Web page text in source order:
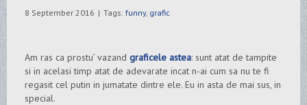
8 September 2016 | Tags: funny, grafic
Am ras ca prostu’ vazand graficele astea: sunt atat de tampite
si in acelasi timp atat de adevarate incat n-ai cum sa nu te fi
regasit cel putin in jumatate dintre ele. Eu in asta de mai sus, in
special.